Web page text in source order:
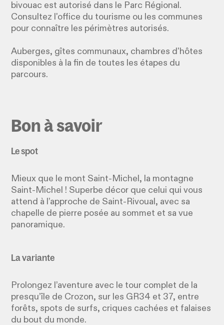
bivouac est autorisé dans le Parc Régional.
Consultez l'office du tourisme ou les communes
pour connaître les périmètres autorisés.
Auberges, gîtes communaux, chambres d'hôtes
disponibles à la fin de toutes les étapes du
parcours.
Bon à savoir
Le spot
Mieux que le mont Saint-Michel, la montagne
Saint-Michel ! Superbe décor que celui qui vous
attend à l’approche de Saint-Rivoual, avec sa
chapelle de pierre posée au sommet et sa vue
panoramique.
La variante
Prolongez l’aventure avec le tour complet de la
presqu’île de Crozon, sur les GR34 et 37, entre
forêts, spots de surfs, criques cachées et falaises
du bout du monde.